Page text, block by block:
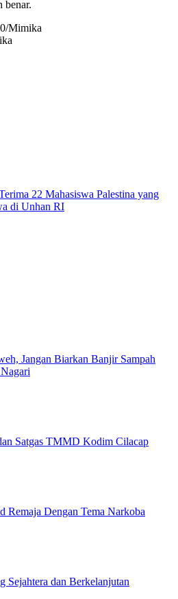
benar.
Mimika
22 Mahasiswa Palestina yang
di Unhan RI
Jangan Biarkan Banjir Sampah
Satgas TMMD Kodim Cilacap
Dengan Tema Narkoba
Sejahtera dan Berkelanjutan